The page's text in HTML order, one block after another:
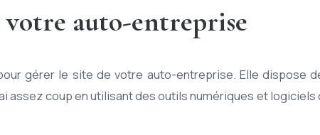
votre auto-entreprise
gérer le site de votre auto-entreprise. Elle dispose
coup en utilisant des outils numériques et logiciels